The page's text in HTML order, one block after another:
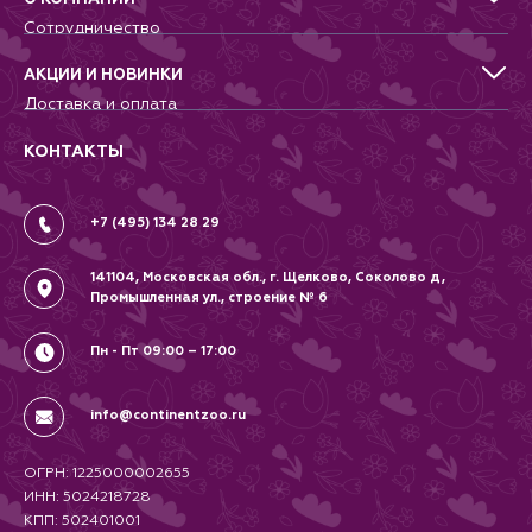
Для птиц
Аквариумистика, пруд, море
Террариумистика
Сотрудничество
Питомникам
Добрые дела
Новости
Контакты
Вопрос-Ответ
АКЦИИ И НОВИНКИ
Доставка и оплата
Гарантии и возврат
Вакансии
Политика
Соглашение
КОНТАКТЫ
+7 (495) 134 28 29
141104, Московская обл., г. Щелково, Соколово д,
Промышленная ул., строение № 6
Пн - Пт 09:00 – 17:00
info@continentzoo.ru
ОГРН: 1225000002655
ИНН: 5024218728
КПП: 502401001